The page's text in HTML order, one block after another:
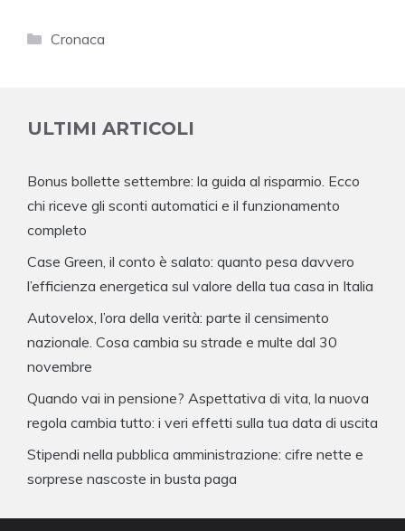
Categorie
Cronaca
ULTIMI ARTICOLI
Bonus bollette settembre: la guida al risparmio. Ecco
chi riceve gli sconti automatici e il funzionamento
completo
Case Green, il conto è salato: quanto pesa davvero
l’efficienza energetica sul valore della tua casa in Italia
Autovelox, l’ora della verità: parte il censimento
nazionale. Cosa cambia su strade e multe dal 30
novembre
Quando vai in pensione? Aspettativa di vita, la nuova
regola cambia tutto: i veri effetti sulla tua data di uscita
Stipendi nella pubblica amministrazione: cifre nette e
sorprese nascoste in busta paga